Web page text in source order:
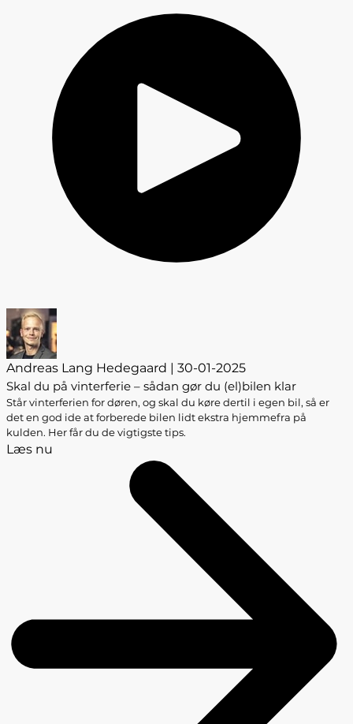
Andreas Lang Hedegaard | 30-01-2025
Skal du på vinterferie – sådan gør du (el)bilen klar
Står vinterferien for døren, og skal du køre dertil i egen bil, så er
det en god ide at forberede bilen lidt ekstra hjemmefra på
kulden. Her får du de vigtigste tips.
Læs nu